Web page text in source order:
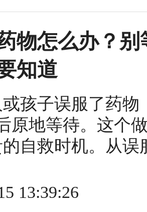
物怎么办？
知道
孩子误服了药
原地等待。这个
自救时机。从
13:39:26